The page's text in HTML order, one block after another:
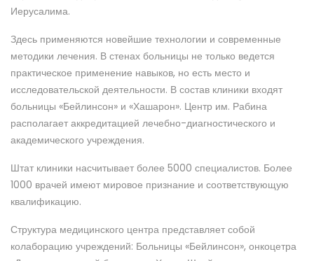
Иерусалима.
Здесь применяются новейшие технологии и современные
методики лечения. В стенах больницы не только ведется
практическое применение навыков, но есть место и
исследовательской деятельности. В состав клиники входят
больницы «Бейлинсон» и «Хашарон». Центр им. Рабина
располагает аккредитацией лечебно-диагностического и
академического учреждения.
Штат клиники насчитывает более 5000 специалистов. Более
1000 врачей имеют мировое признание и соответствующую
квалификацию.
Структура медицинского центра представляет собой
колаборацию учреждений: Больницы «Бейлинсон», онкоцетра